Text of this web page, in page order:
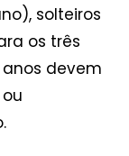
solteiros
os três
devem